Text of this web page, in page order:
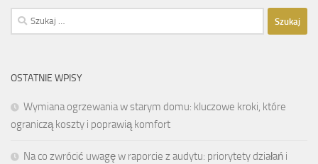
Szukaj:
OSTATNIE WPISY
Wymiana ogrzewania w starym domu: kluczowe kroki, które
ograniczą koszty i poprawią komfort
Na co zwrócić uwagę w raporcie z audytu: priorytety działań i